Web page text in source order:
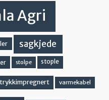
Agri
sagkjede
stolpe stople
trykkimpregnert varmekabel